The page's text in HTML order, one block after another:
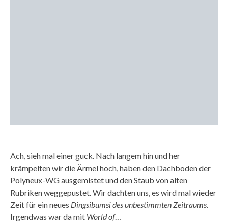
Ach, sieh mal einer guck. Nach langem hin und her
krämpelten wir die Ärmel hoch, haben den Dachboden der
Polyneux-WG ausgemistet und den Staub von alten
Rubriken weggepustet. Wir dachten uns, es wird mal wieder
Zeit für ein neues Dingsibumsi des unbestimmten Zeitraums.
Irgendwas war da mit World of…